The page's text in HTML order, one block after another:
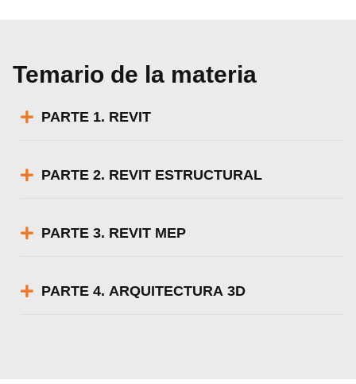
Temario de la materia
PARTE 1. REVIT
PARTE 2. REVIT ESTRUCTURAL
PARTE 3. REVIT MEP
PARTE 4. ARQUITECTURA 3D